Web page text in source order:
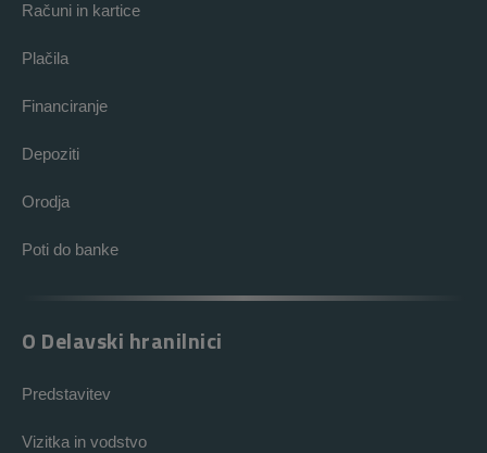
Računi in kartice
Plačila
Financiranje
Depoziti
Orodja
Poti do banke
O Delavski hranilnici
Predstavitev
Vizitka in vodstvo